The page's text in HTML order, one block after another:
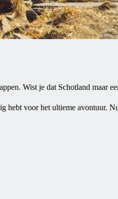
Wist je dat Schotland maar
hebt voor het ultieme avontuur.